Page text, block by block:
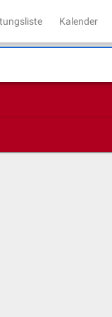
Kalender